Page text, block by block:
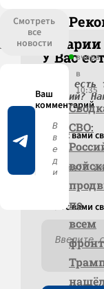
Комментарии
Смотреть
все
новости
вчера
в
10:35
СВО:
по
всем
У Вас
У вас есть
событий?
Как c вами
Как c вами